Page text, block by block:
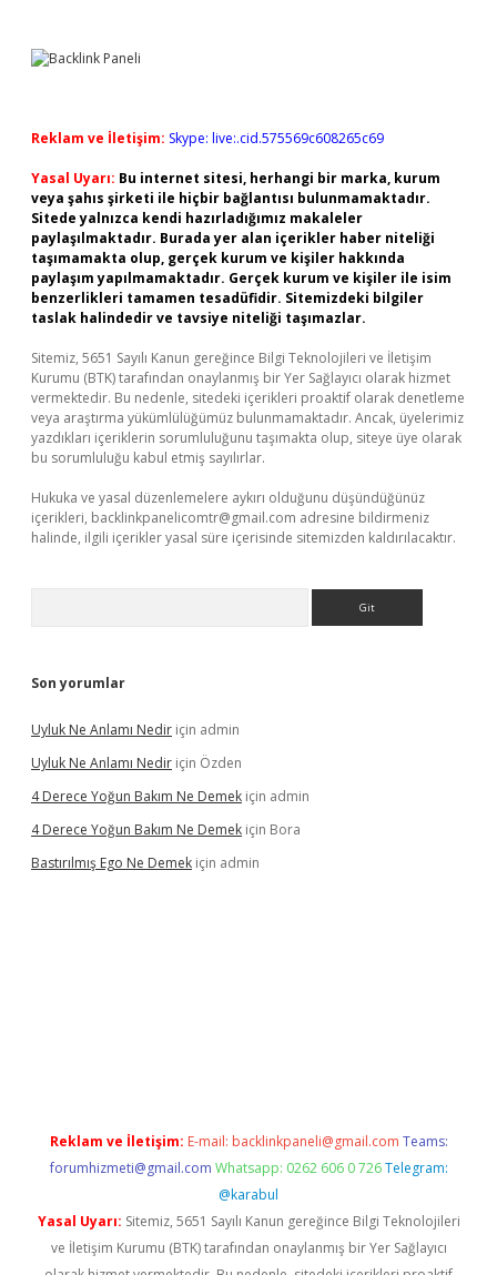
Reklam ve İletişim: Skype: live:.cid.575569c608265c69
Yasal Uyarı: Bu internet sitesi, herhangi bir marka, kurum
veya şahıs şirketi ile hiçbir bağlantısı bulunmamaktadır.
Sitede yalnızca kendi hazırladığımız makaleler
paylaşılmaktadır. Burada yer alan içerikler haber niteliği
taşımamakta olup, gerçek kurum ve kişiler hakkında
paylaşım yapılmamaktadır. Gerçek kurum ve kişiler ile isim
benzerlikleri tamamen tesadüfidir. Sitemizdeki bilgiler
taslak halindedir ve tavsiye niteliği taşımazlar.
Sitemiz, 5651 Sayılı Kanun gereğince Bilgi Teknolojileri ve İletişim
Kurumu (BTK) tarafından onaylanmış bir Yer Sağlayıcı olarak hizmet
vermektedir. Bu nedenle, sitedeki içerikleri proaktif olarak denetleme
veya araştırma yükümlülüğümüz bulunmamaktadır. Ancak, üyelerimiz
yazdıkları içeriklerin sorumluluğunu taşımakta olup, siteye üye olarak
bu sorumluluğu kabul etmiş sayılırlar.
Hukuka ve yasal düzenlemelere aykırı olduğunu düşündüğünüz
içerikleri, backlinkpanelicomtr@gmail.com adresine bildirmeniz
halinde, ilgili içerikler yasal süre içerisinde sitemizden kaldırılacaktır.
Son yorumlar
Uyluk Ne Anlamı Nedir için admin
Uyluk Ne Anlamı Nedir için Özden
4 Derece Yoğun Bakım Ne Demek için admin
4 Derece Yoğun Bakım Ne Demek için Bora
Bastırılmış Ego Ne Demek için admin
Reklam ve İletişim: E-mail: backlinkpaneli@gmail.com Teams:
forumhizmeti@gmail.com Whatsapp: 0262 606 0 726 Telegram:
@karabul
Yasal Uyarı: Sitemiz, 5651 Sayılı Kanun gereğince Bilgi Teknolojileri
ve İletişim Kurumu (BTK) tarafından onaylanmış bir Yer Sağlayıcı